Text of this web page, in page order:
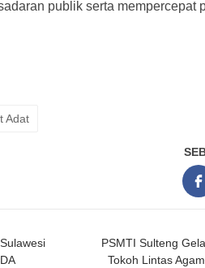
publik serta mempercepat
Adat
PSMTI Sulteng
Tokoh Lintas